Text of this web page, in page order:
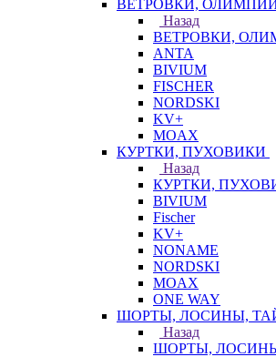
ВЕТРОВКИ,
Назад
ВЕТРОВКИ,
ANTA
BIVIUM
FISCHER
NORDSKI
KV+
MOAX
КУРТКИ, ПУХОВИКИ
Назад
КУРТКИ,
BIVIUM
Fischer
KV+
NONAME
NORDSKI
MOAX
ONE WAY
ШОРТЫ, ЛОСИНЫ,
Назад
ШОРТЫ,